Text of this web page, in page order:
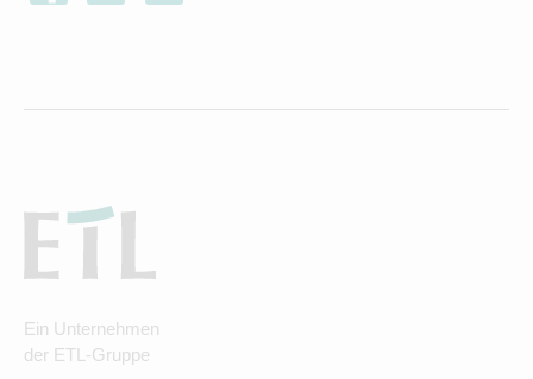
Ein Unternehmen
der ETL-Gruppe